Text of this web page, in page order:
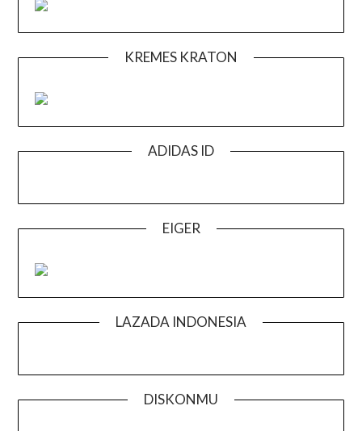
KREMES KRATON
ADIDAS ID
EIGER
LAZADA INDONESIA
DISKONMU